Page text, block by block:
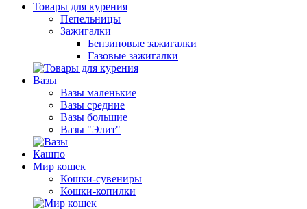
Товары для курения
Пепельницы
Зажигалки
Бензиновые зажигалки
Газовые зажигалки
Вазы
Вазы маленькие
Вазы средние
Вазы большие
Вазы "Элит"
Кашпо
Мир кошек
Кошки-сувениры
Кошки-копилки